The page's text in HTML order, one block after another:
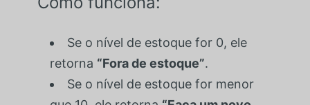
Se o nível de estoque for 0, ele
retorna “Fora de estoque”.
Se o nível de estoque for menor